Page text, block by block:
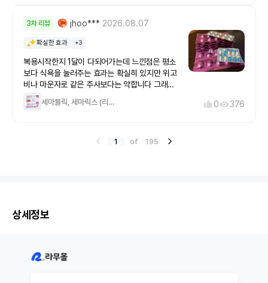
료와 체중 감소를 개선하는 GLP-1 수용체 작용제
로, 혈당 조절과 심혈관 건강 개선에 효과적인 약
물이라고 합니다.​앞으로도 더 날씬한 몸을 위해 계
몰을 알게된건 행운이에요~~리벨서스를 구입하니
서비스로 이버맥틴을 보내주셔서 너무 좋으네요
~~ 다이어트 생각하시는 분이라면 강력 추천드리
고 싶어요~~건강하게 날씬하게 살자구요~요새 블
로그에 리벨서스 구입할때만 올리게 되네요 ㅎㅎ
이 아닌분들 키가 작고 살짝 과체중인 여성분들이
터 생긴 공통적인 부작용 (?) - 헛트름? 을 생각보
다만 이런기분으로 인해 식욕저하가 생기니 부작
용이라해야할지 .. , 확실하게 소화가 늦다 더부룩
한기분이 든다 밥을 과하게 먹어서 기분좋지않는
그런기분이 종종든다 , 점심을 12시에 먹어도 7시
8시까지도 별 생각이 안난다 . ​​그리하여 12일차 까
나 심한 두통을 한번씩 거치길래 무서워서 12일차
량을 할뿐 2. 부작용도 있다 근데 심각할정도의 부
정말 예쁘다 한달에 12-15만원 선이면 난 해볼만
어서 하는중인데 만족한다.​3. 극단적 다이어트 하
자들은 못하는 ,여성분들도 좋지않는) 다이어트를
할수있을것같다 7mg 여서 좀 부족할것같다고 생
각했는데 충분히 7mg로 효과를 보고 오히려
14mg 증량 해야하는데 7mg 괜히 두달치 샀나 걱
남자 기준 기초대사량은 1700 , 보통 운동병행한
틴쉐이크 등등 먹으면서 먹으면 금방차서 부족하
안넘을거였는데 나머지는 다먹고 라면만 절반먹고
살 하나 공기밥 조금 쉐이크 먹고 잤다 안먹을려면
안먹을수 있겠더라 ​최종정리 ​다이어트를 하고싶은
3차 리뷰 jhoo*** 2026.08.07
확실한 효과 +3
복용시작한지 1달이 다되어가는데 느낀점은 평소
보다 식욕을 눌러주는 효과는 확실히 있지만 위고
비나 마운자로 같은 주사보다는 약합니다 그래도
안먹었을때보다 식욕도 참을만하고 비용도 저렴하
고 다먹으면 다시 구매할생각입니다
세마볼릭, 세마릭스 (리벨서스 제네릭) 14mg 0 376
1 of 195
상세정보